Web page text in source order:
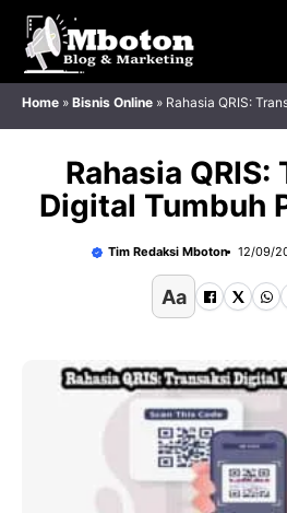
Langsung
Home » Bisnis Online » Rahasia QRIS:
148%
Rahasia QRIS:
Digital Tumbuh
Tim Redaksi Mboton 12/09/
Aa